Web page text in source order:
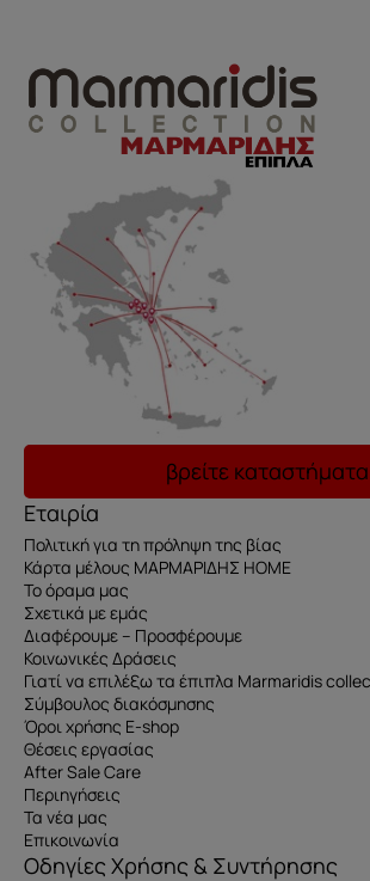
βρείτε καταστήματα
Εταιρία
Πολιτική για τη πρόληψη της βίας
Κάρτα μέλους ΜΑΡΜΑΡΙΔΗΣ HOME
Το όραμα μας
Σχετικά με εμάς
Διαφέρουμε – Προσφέρουμε
Κοινωνικές Δράσεις
Γιατί να επιλέξω τα έπιπλα Marmaridis
Σύμβουλος διακόσμησης
Όροι χρήσης E-shop
Θέσεις εργασίας
After Sale Care
Περιηγήσεις
Τα νέα μας
Επικοινωνία
Οδηγίες Χρήσης & Συντήρησης